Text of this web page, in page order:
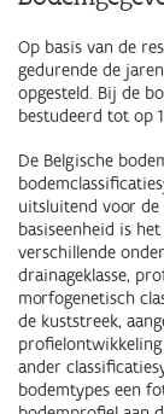
Op basis van de
gedurende de
opgesteld. Bij de
bestudeerd tot op
De Belgische
uitsluitend voor de
basiseenheid is
verschillende
drainageklasse,
morfogenetisch
de kuststreek,
ander
bodemtypes een